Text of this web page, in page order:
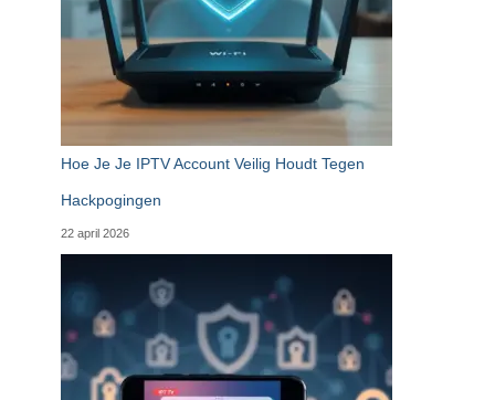
Hoe Je Je IPTV Account Veilig Houdt Tegen
Hackpogingen
22 april 2026